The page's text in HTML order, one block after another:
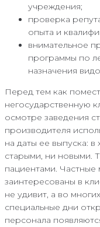
учреждения;
проверка
опыта и
внимательное
программы по
назначения
Перед тем как
негосударственную
осмотре заведения
производителя
на даты ее выпуска:
старыми, ни новыми.
пациентами.
заинтересованы в
не удивит, а во
специальные дни
персонала